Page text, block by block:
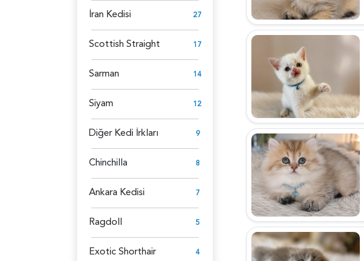
İran Kedisi 27
Scottish Straight 17
Sarman 14
Siyam 12
Diğer Kedi İrkları 9
Chinchilla 8
Ankara Kedisi 7
Ragdoll 5
Exotic Shorthair 4